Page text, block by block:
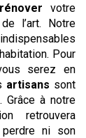
rénover votre
l’art. Notre
Pour
serez en
artisans sont
Grâce à notre
retrouvera
perdre ni son